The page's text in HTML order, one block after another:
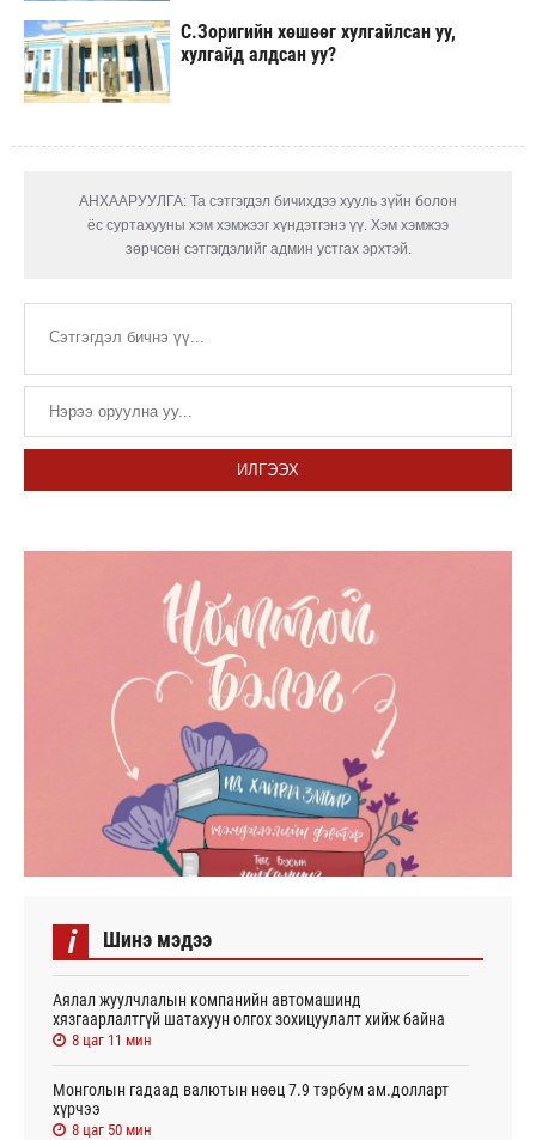
С.Зоригийн хөшөөг хулгайлсан уу,
хулгайд алдсан уу?
АНХААРУУЛГА: Та сэтгэгдэл бичихдээ хууль зүйн болон
ёс суртахууны хэм хэмжээг хүндэтгэнэ үү. Хэм хэмжээ
зөрчсөн сэтгэгдэлийг админ устгах эрхтэй.
ИЛГЭЭХ
i Шинэ мэдээ
Аялал жуулчлалын компанийн автомашинд
хязгаарлалтгүй шатахуун олгох зохицуулалт хийж байна
8 цаг 11 мин
Монголын гадаад валютын нөөц 7.9 тэрбум ам.долларт
хүрчээ
8 цаг 50 мин